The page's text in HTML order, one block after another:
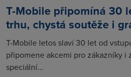
T-Mobile připomíná 30
trhu, chystá soutěže i
T-Mobile letos slaví 30 let od
připomene akcemi pro zákazníky i
speciální...